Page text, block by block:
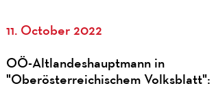
11. October 2022
OÖ-Altlandeshauptmann in
"Oberösterreichischem Volksblatt":